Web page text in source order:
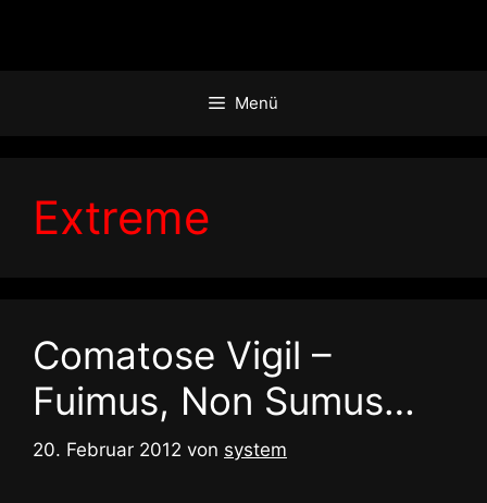
Menü
Extreme
Comatose Vigil –
Fuimus, Non Sumus…
20. Februar 2012 von system